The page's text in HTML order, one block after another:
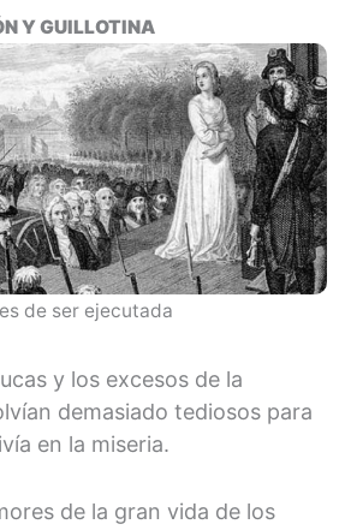
Y GUILLOTINA
de ser ejecutada
y los excesos de la
demasiado tediosos para
en la miseria.
de la gran vida de los